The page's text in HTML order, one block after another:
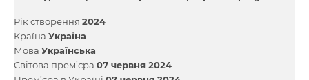
Рік створення 2024
Країна Україна
Мова Українська
Світова прем’єра 07 червня 2024